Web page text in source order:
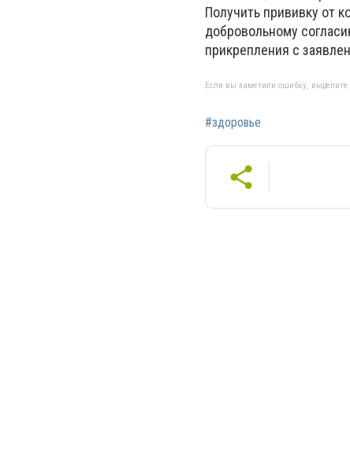
Получить прививку от
добровольному
прикрепления с
Если вы заметили ошибку, выделите
#здоровье